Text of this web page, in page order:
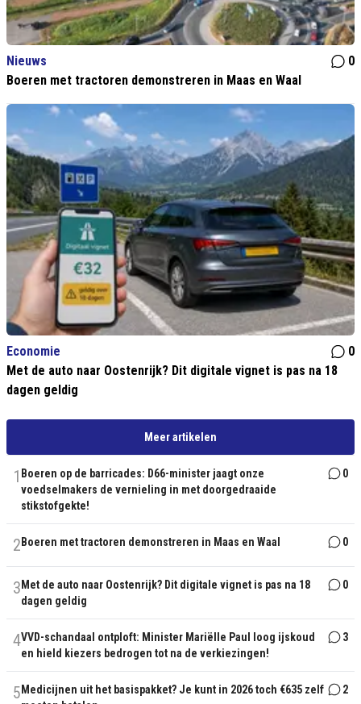
Nieuws
0
Boeren met tractoren demonstreren in Maas en Waal
Economie
0
Met de auto naar Oostenrijk? Dit digitale vignet is pas na 18
dagen geldig
Meer artikelen
1 Boeren op de barricades: D66-minister jaagt onze
voedselmakers de vernieling in met doorgedraaide
stikstofgekte!
0
2 Boeren met tractoren demonstreren in Maas en Waal 0
3 Met de auto naar Oostenrijk? Dit digitale vignet is pas na 18
dagen geldig
0
4VVD-schandaal ontploft: Minister Mariëlle Paul loog ijskoud
en hield kiezers bedrogen tot na de verkiezingen!
3
5 Medicijnen uit het basispakket? Je kunt in 2026 toch €635 zelf
2